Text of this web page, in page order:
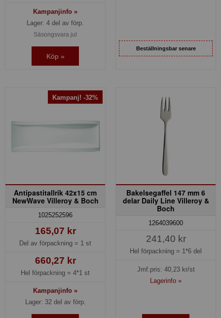
Kampanjinfo »
Lager: 4 del av förp.
Säsongsvara jul
Köp »
Beställningsbar senare
Kampanj! -32%
Antipastitallrik 42x15 cm
NewWave Villeroy & Boch
1025252596
165,07 kr
Del av förpackning = 1 st
660,27 kr
Hel förpackning = 4*1 st
Kampanjinfo »
Lager: 32 del av förp.
Bakelsegaffel 147 mm 6
delar Daily Line Villeroy &
Boch
1264039600
241,40 kr
Hel förpackning = 1*6 del
Jmf.pris: 40,23kr/st
Lagerinfo »